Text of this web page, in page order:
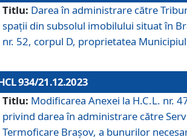
Titlu: Darea în administrare către
spații din subsolul imobilului situat în
nr. 52, corpul D, proprietatea
934/21.12.2023
Titlu: Modificarea Anexei la H.C.L. nr.
privind darea în administrare către
Termoficare Braşov, a bunurilor